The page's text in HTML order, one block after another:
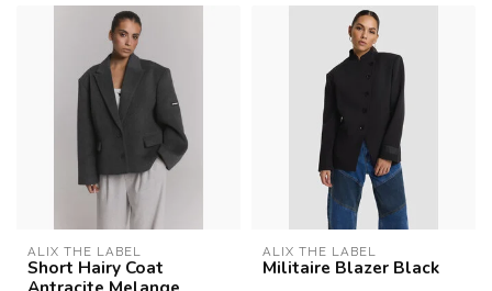
ALIX THE LABEL
Short Hairy Coat
ALIX THE LABEL
Militaire Blazer Black